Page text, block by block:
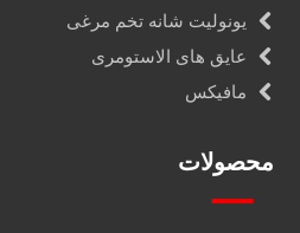
یونولیت شانه تخم مرغی
عایق های الاستومری
مافیکس
محصولات